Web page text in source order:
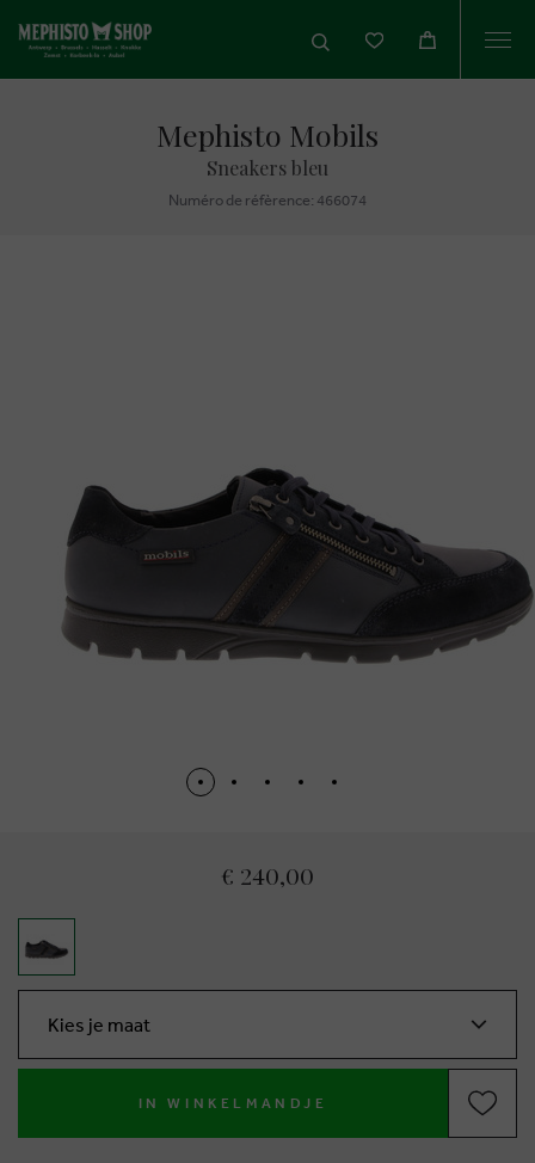
Mephisto Mobils
Sneakers bleu
Numéro de réfèrence: 466074
€ 240,00
Kies je maat
IN WINKELMANDJE